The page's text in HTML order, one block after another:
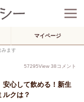
マイページ
みます
57295View 38コメント
安心して飲める！新生
ルクは？